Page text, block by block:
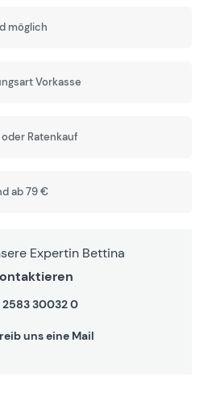
möglich
Vorkasse
Ratenkauf
ab 79 €
Expertin Bettina
2583 30032 0
uns eine Mail